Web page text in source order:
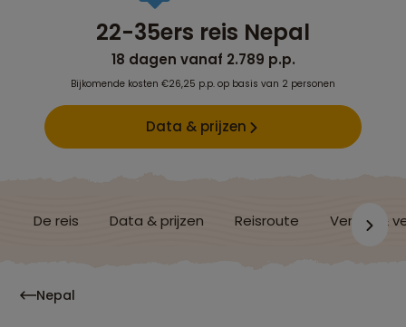
22-35ers reis Nepal
18 dagen vanaf 2.789 p.p.
Bijkomende kosten €26,25 p.p. op basis van 2 personen
Data & prijzen
De reis Data & prijzen Reisroute Verblijf &
Nepal